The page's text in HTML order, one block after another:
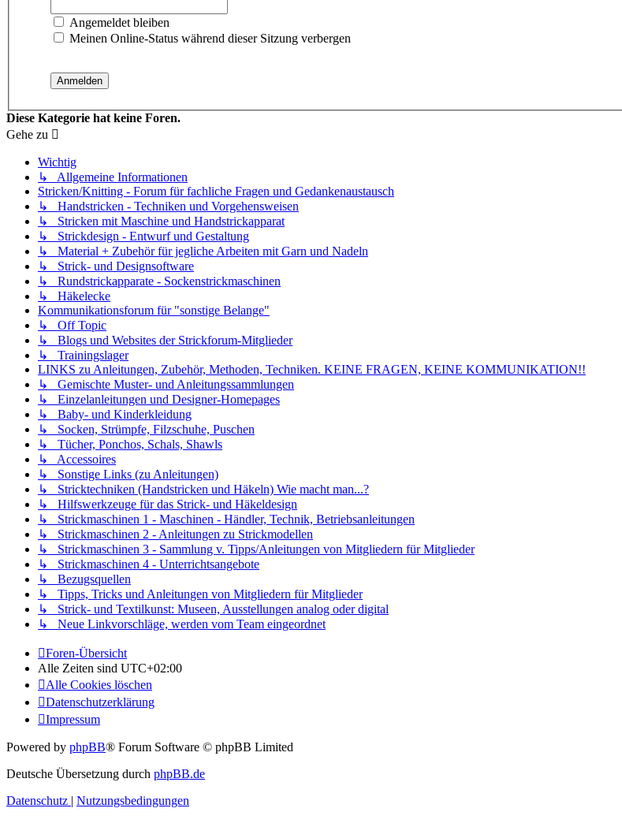
Angemeldet bleiben
Meinen Online-Status während dieser Sitzung verbergen
Diese Kategorie hat keine Foren.
Gehe zu
Wichtig
↳ Allgemeine Informationen
Stricken/Knitting - Forum für fachliche Fragen und Gedankenaustausch
↳ Handstricken - Techniken und Vorgehensweisen
↳ Stricken mit Maschine und Handstrickapparat
↳ Strickdesign - Entwurf und Gestaltung
↳ Material + Zubehör für jegliche Arbeiten mit Garn und Nadeln
↳ Strick- und Designsoftware
↳ Rundstrickapparate - Sockenstrickmaschinen
↳ Häkelecke
Kommunikationsforum für "sonstige Belange"
↳ Off Topic
↳ Blogs und Websites der Strickforum-Mitglieder
↳ Trainingslager
LINKS zu Anleitungen, Zubehör, Methoden, Techniken. KEINE FRAGEN, KEINE KOMMUNIKATION!!
↳ Gemischte Muster- und Anleitungssammlungen
↳ Einzelanleitungen und Designer-Homepages
↳ Baby- und Kinderkleidung
↳ Socken, Strümpfe, Filzschuhe, Puschen
↳ Tücher, Ponchos, Schals, Shawls
↳ Accessoires
↳ Sonstige Links (zu Anleitungen)
↳ Stricktechniken (Handstricken und Häkeln) Wie macht man...?
↳ Hilfswerkzeuge für das Strick- und Häkeldesign
↳ Strickmaschinen 1 - Maschinen - Händler, Technik, Betriebsanleitungen
↳ Strickmaschinen 2 - Anleitungen zu Strickmodellen
↳ Strickmaschinen 3 - Sammlung v. Tipps/Anleitungen von Mitgliedern für Mitglieder
↳ Strickmaschinen 4 - Unterrichtsangebote
↳ Bezugsquellen
↳ Tipps, Tricks und Anleitungen von Mitgliedern für Mitglieder
↳ Strick- und Textilkunst: Museen, Ausstellungen analog oder digital
↳ Neue Linkvorschläge, werden vom Team eingeordnet
Foren-Übersicht
Alle Zeiten sind UTC+02:00
Alle Cookies löschen
Datenschutzerklärung
Impressum
Powered by phpBB® Forum Software © phpBB Limited
Deutsche Übersetzung durch phpBB.de
Datenschutz | Nutzungsbedingungen